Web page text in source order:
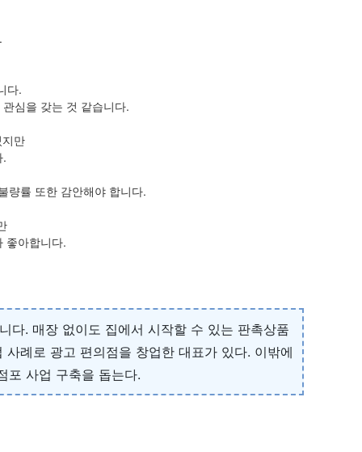
다.
심을 갖는 것 같습니다.
만
.
량률 또한 감안해야 합니다.
좋아합니다.
다. 매장 없이도 집에서 시작할 수 있는 판촉상품
례로 광고 편의점을 창업한 대표가 있다. 이밖에
포 사업 구축을 돕는다.